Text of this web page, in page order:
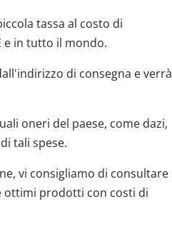
tassa al costo di
e in tutto il mondo.
di consegna e verrà
oneri del paese, come dazi,
tali spese.
vi consigliamo di consultare
ottimi prodotti con costi di